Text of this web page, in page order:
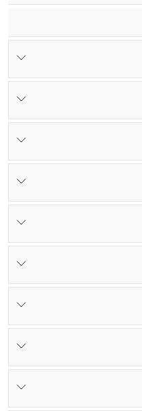
فازی چندجمله‌ای و کشف
رمزنگاری تصاویر